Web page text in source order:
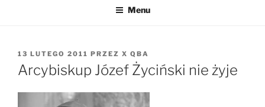
Menu
OPUBLIKOWANE
W
13 LUTEGO 2011 PRZEZ X QBA
Arcybiskup Józef Życiński nie żyje